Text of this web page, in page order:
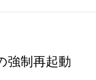
強制再起動